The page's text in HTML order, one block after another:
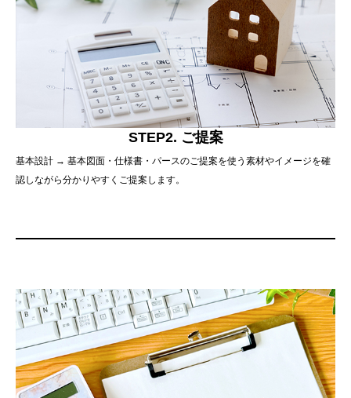
STEP2. ご提案
基本設計 → 基本図面・仕様書・パースのご提案を使う素材やイメージを確
認しながら分かりやすくご提案します。